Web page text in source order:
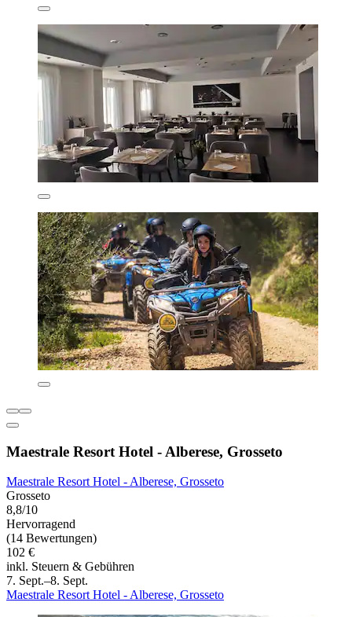
Maestrale Resort Hotel - Alberese, Grosseto
Maestrale Resort Hotel - Alberese, Grosseto
Grosseto
8,8/10
Hervorragend
(14 Bewertungen)
102 €
inkl. Steuern & Gebühren
7. Sept.–8. Sept.
Maestrale Resort Hotel - Alberese, Grosseto